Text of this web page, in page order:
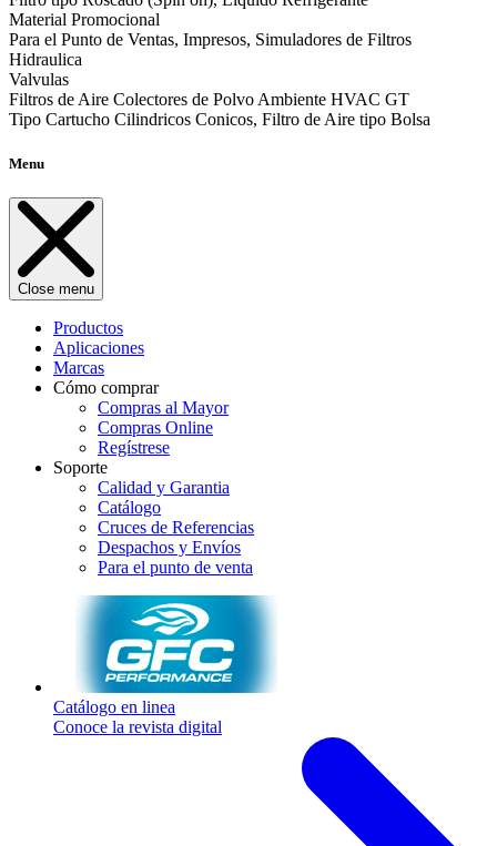
Material Promocional
Para el Punto de Ventas, Impresos, Simuladores de Filtros
Hidraulica
Valvulas
Filtros de Aire Colectores de Polvo Ambiente HVAC GT
Tipo Cartucho Cilindricos Conicos, Filtro de Aire tipo Bolsa
Menu
Close menu
Productos
Aplicaciones
Marcas
Cómo comprar
Compras al Mayor
Compras Online
Regístrese
Soporte
Calidad y Garantia
Catálogo
Cruces de Referencias
Despachos y Envíos
Para el punto de venta
Catálogo en linea
Conoce la revista digital